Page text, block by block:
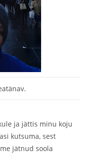
ja jättis minu koju
kutsuma, sest
jätnud soola